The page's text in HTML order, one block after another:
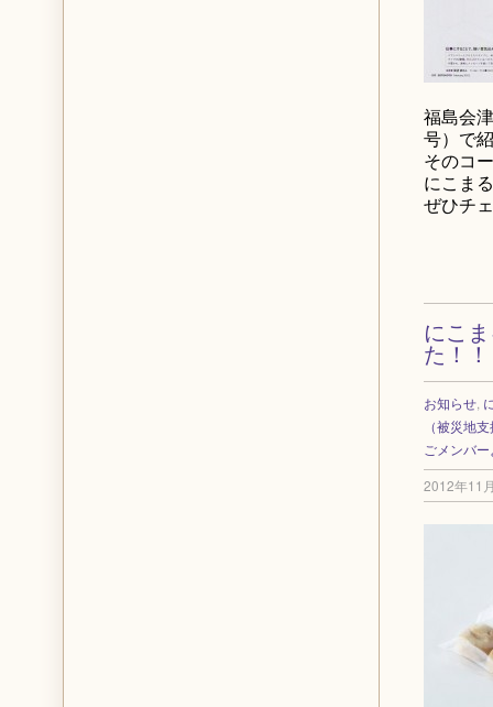
福島会
号）で
そのコ
にこま
ぜひチ
にこ
た！！
お知らせ,
（被災地
ごメンバ
2012年11